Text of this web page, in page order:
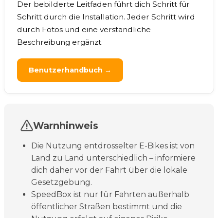
Der bebilderte Leitfaden führt dich Schritt für
Schritt durch die Installation. Jeder Schritt wird
durch Fotos und eine verständliche
Beschreibung ergänzt.
Benutzerhandbuch →
Warnhinweis
Die Nutzung entdrosselter E-Bikes ist von
Land zu Land unterschiedlich – informiere
dich daher vor der Fahrt über die lokale
Gesetzgebung.
SpeedBox ist nur für Fahrten außerhalb
öffentlicher Straßen bestimmt und die